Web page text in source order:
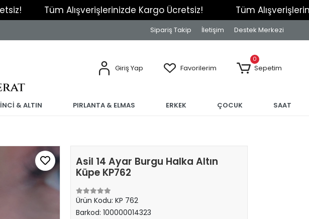
Tüm Alışverişlerinizde Kargo Ücretsiz! Tüm Alışverişlerinizde
Sipariş Takip İletişim Destek Merkezi
Giriş Yap Favorilerim
0
Sepetim
İNCİ & ALTIN PIRLANTA & ELMAS ERKEK ÇOCUK SAAT
Asil 14 Ayar Burgu Halka Altın
Küpe KP762
Ürün Kodu: KP 762
Barkod: 100000014323